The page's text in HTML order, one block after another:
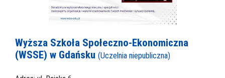
Wyższa Szkoła Społeczno-Ekonomiczna
(WSSE) w Gdańsku (Uczelnia niepubliczna)